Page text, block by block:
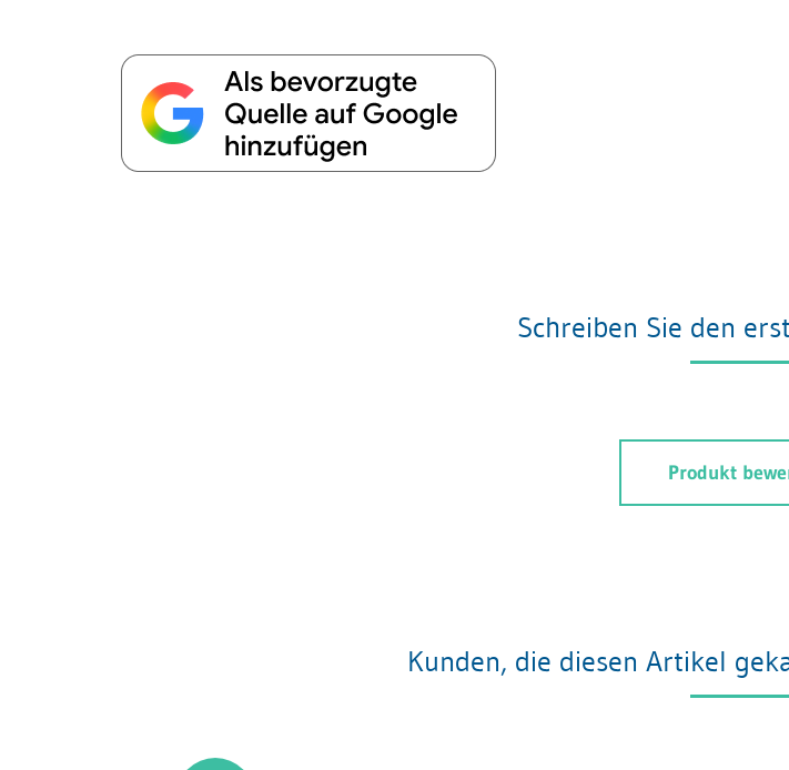
Schreiben Sie den
Produkt
Kunden, die diesen Artikel